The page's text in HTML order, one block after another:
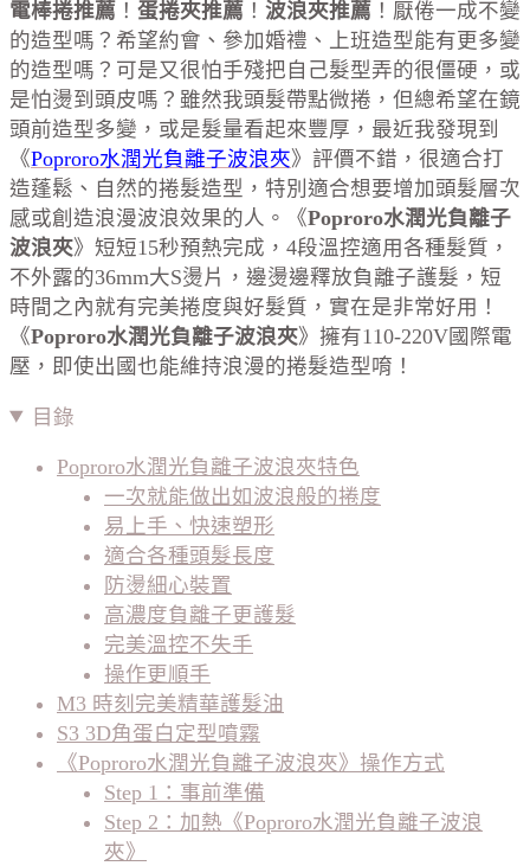
電棒捲推薦 ！ 蛋捲夾推薦 ！ 波浪夾推薦 ！厭倦一成不變
的造型嗎？希望約會、參加婚禮、上班造型能有更多變
的造型嗎？可是又很怕手殘把自己髮型弄的很僵硬，或
是怕燙到頭皮嗎？雖然我頭髮帶點微捲，但總希望在鏡
頭前造型多變，或是髮量看起來豐厚，最近我發現到
《Poproro水潤光負離子波浪夾》評價不錯，很適合打
造蓬鬆、自然的捲髮造型，特別適合想要增加頭髮層次
感或創造浪漫波浪效果的人。《Poproro水潤光負離子
波浪夾》短短15秒預熱完成，4段溫控適用各種髮質，
不外露的36mm大S燙片，邊燙邊釋放負離子護髮，短
時間之內就有完美捲度與好髮質，實在是非常好用！
《Poproro水潤光負離子波浪夾》擁有110-220V國際電
壓，即使出國也能維持浪漫的捲髮造型唷！
目錄
Poproro水潤光負離子波浪夾特色
一次就能做出如波浪般的捲度
易上手、快速塑形
適合各種頭髮長度
防燙細心裝置
高濃度負離子更護髮
完美溫控不失手
操作更順手
M3 時刻完美精華護髮油
S3 3D角蛋白定型噴霧
《Poproro水潤光負離子波浪夾》操作方式
Step 1：事前準備
Step 2：加熱《Poproro水潤光負離子波浪
夾》